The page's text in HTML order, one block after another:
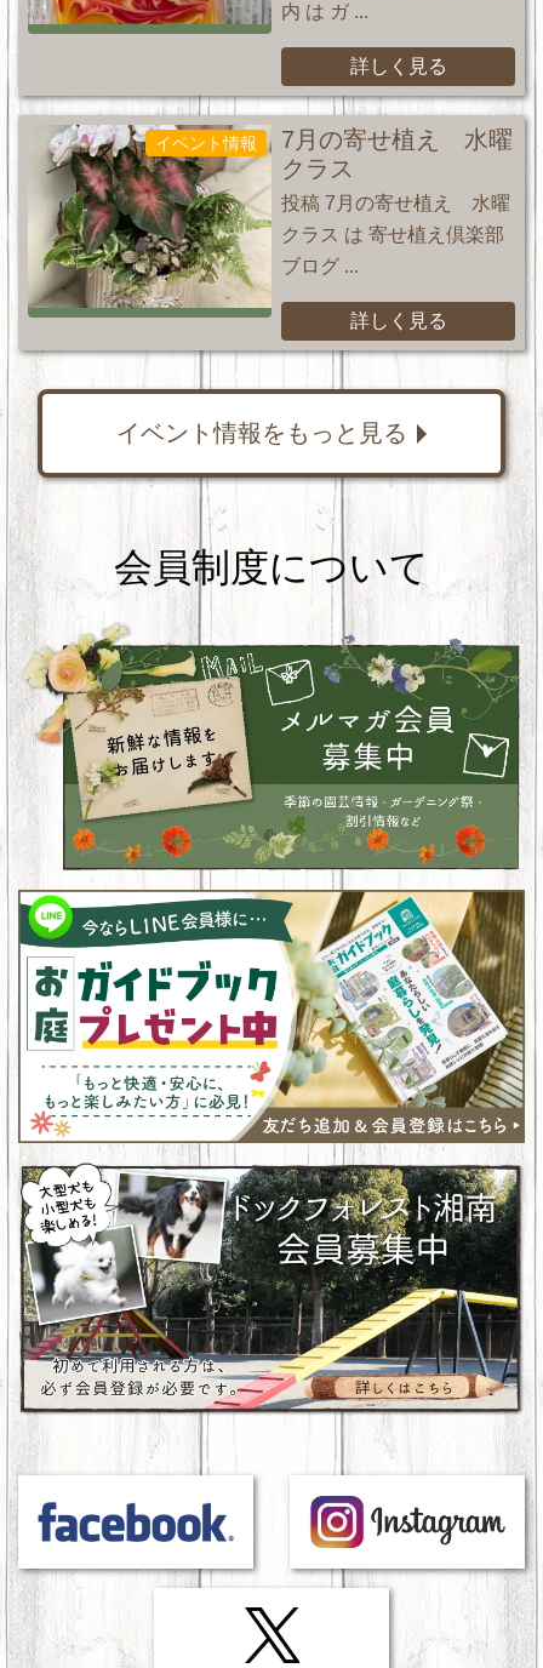
内 は ガ ...
詳しく見る
イベント情報
7月の寄せ植え 水曜
クラス
投稿 7月の寄せ植え 水曜
クラス は 寄せ植え倶楽部
ブログ ...
詳しく見る
イベント情報をもっと見る
会員制度について